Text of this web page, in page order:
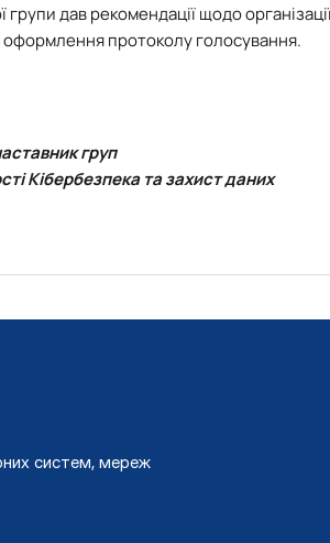
групи дав рекомендації щодо
оформлення протоколу голосування.
груп
Кібербезпека та захист даних
систем, мереж